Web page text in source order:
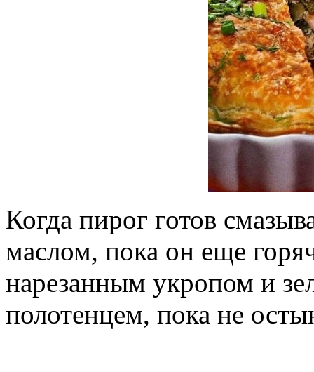
Когда пирог готов
маслом, пока он еще
нарезанным укропом и
полотенцем, пока не